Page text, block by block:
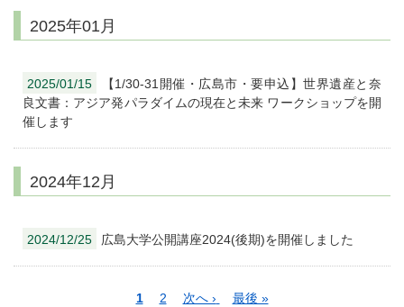
2025年01月
2025/01/15
【1/30-31開催・広島市・要申込】世界遺産と奈
良文書：アジア発パラダイムの現在と未来 ワークショップを開
催します
2024年12月
2024/12/25 広島大学公開講座2024(後期)を開催しました
カ
1
ペ
2
次
次へ ›
最
最後 »